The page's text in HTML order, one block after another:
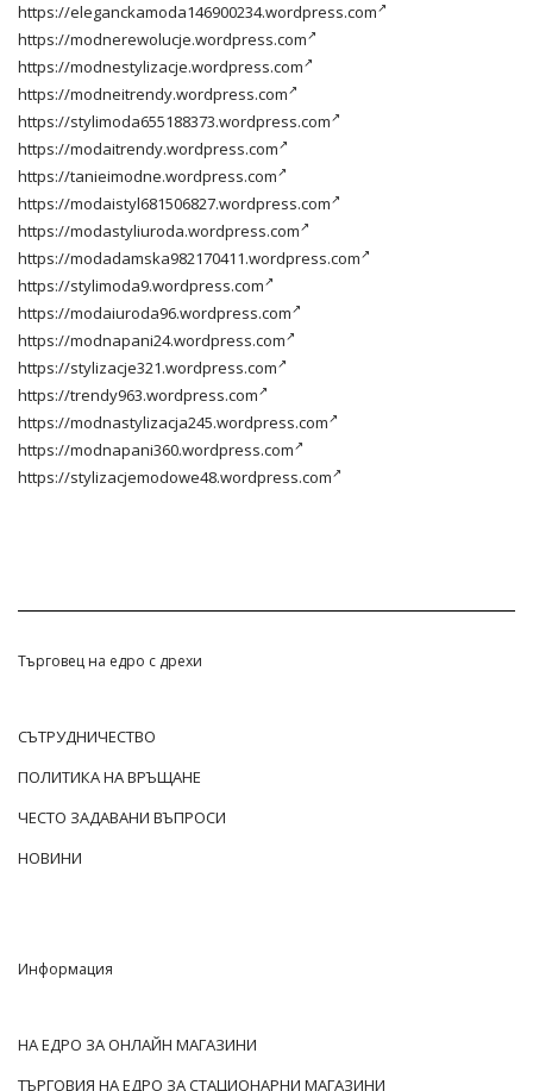
https://eleganckamoda146900234.wordpress.com
https://modnerewolucje.wordpress.com
https://modnestylizacje.wordpress.com
https://modneitrendy.wordpress.com
https://stylimoda655188373.wordpress.com
https://modaitrendy.wordpress.com
https://tanieimodne.wordpress.com
https://modaistyl681506827.wordpress.com
https://modastyliuroda.wordpress.com
https://modadamska982170411.wordpress.com
https://stylimoda9.wordpress.com
https://modaiuroda96.wordpress.com
https://modnapani24.wordpress.com
https://stylizacje321.wordpress.com
https://trendy963.wordpress.com
https://modnastylizacja245.wordpress.com
https://modnapani360.wordpress.com
https://stylizacjemodowe48.wordpress.com
Търговец на едро с дрехи
СЪТРУДНИЧЕСТВО
ПОЛИТИКА НА ВРЪЩАНЕ
ЧЕСТО ЗАДАВАНИ ВЪПРОСИ
НОВИНИ
Информация
НА ЕДРО ЗА ОНЛАЙН МАГАЗИНИ
ТЪРГОВИЯ НА ЕДРО ЗА СТАЦИОНАРНИ МАГАЗИНИ